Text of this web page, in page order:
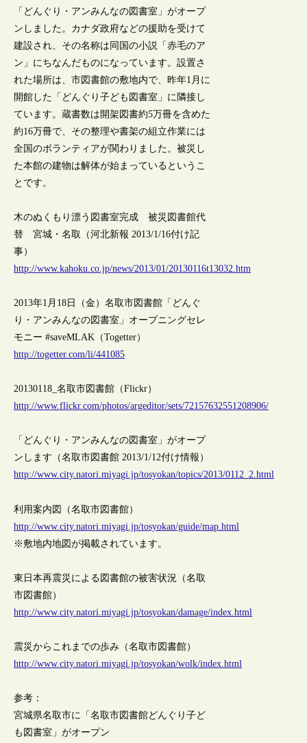
「どんぐり・アンみんなの図書室」がオープ
ンしました。カナダ政府などの援助を受けて
建設され、その名称は同国の小説「赤毛のア
ン」にちなんだものになっています。設置さ
れた場所は、市図書館の敷地内で、昨年1月に
開館した「どんぐり子ども図書室」に隣接し
ています。蔵書数は開架図書約5万冊を含めた
約16万冊で、その整理や書架の組立作業には
全国のボランティアが関わりました。被災し
た本館の建物は解体が始まっているというこ
とです。
木のぬくもり漂う図書室完成 被災図書館代
替 宮城・名取（河北新報 2013/1/16付け記
事）
http://www.kahoku.co.jp/news/2013/01/20130116t13032.htm
2013年1月18日（金）名取市図書館「どんぐ
り・アンみんなの図書室」オープニングセレ
モニー #saveMLAK（Togetter）
http://togetter.com/li/441085
20130118_名取市図書館（Flickr）
http://www.flickr.com/photos/argeditor/sets/72157632551208906/
「どんぐり・アンみんなの図書室」がオープ
ンします（名取市図書館 2013/1/12付け情報）
http://www.city.natori.miyagi.jp/tosyokan/topics/2013/0112_2.html
利用案内図（名取市図書館）
http://www.city.natori.miyagi.jp/tosyokan/guide/map.html
※敷地内地図が掲載されています。
東日本再震災による図書館の被害状況（名取
市図書館）
http://www.city.natori.miyagi.jp/tosyokan/damage/index.html
震災からこれまでの歩み（名取市図書館）
http://www.city.natori.miyagi.jp/tosyokan/wolk/index.html
参考：
宮城県名取市に「名取市図書館どんぐり子ど
も図書室」がオープン